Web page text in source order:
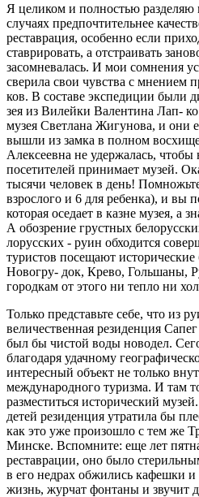
Я целиком и полностью раз­деляю
случаях предпочтитель­нее
реставрация, особенно если
ставрировать, а отстраивать
засомневалась. И мои сомне­ния
сверила свои чувства с
ков. В составе экспедиции были
зея из Вилейки Валентина Лап-
музея Светлана Жигунова, и они
выш­ли из замка в полном
Алексеевна не удержалась, чтобы
посетителей прини­мает музей.
тысячи человек в день!
взрослого и 6 для ребен­ка), и вы
которая оседает в казне музея, а
А обозрение грустных
лорусских - руин обходится
ту­ристов посещают исторические
Новогру- док, Крево, Гольшаны,
городкам от этого ни тепло ни
Только представьте себе, что из
величественная резиденция
был бы чистой воды новодел.
благо­даря удачному
интерес­ный объект не только
международного ту­ризма. И там
разместиться исторический
де­тей резиденция утратила бы
как это уже произошло с тем же
Минске. Вспомните: еще лет
реставрации, оно было
в его недрах об­жились кафешки
жизнь, журчат фон­таны и звучит